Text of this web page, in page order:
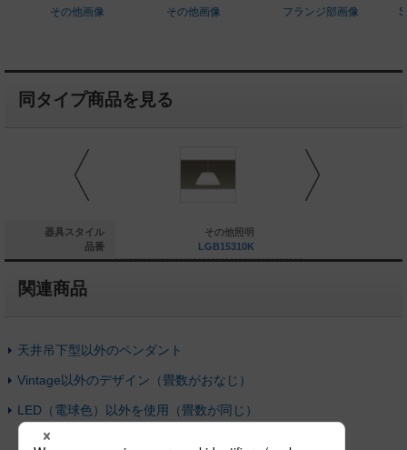
その他画像 その他画像 フランジ部画像
同タイプ商品を見る
器具スタイル
品番
その他照明
その他照明
LGB15310K
関連商品
天井吊下型以外のペンダント
Vintage以外のデザイン（畳数がおなじ）
LED（電球色）以外を使用（畳数が同じ）